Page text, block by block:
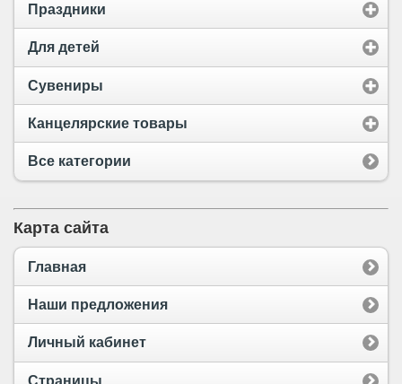
Праздники
Для детей
Сувениры
Канцелярские товары
Все категории
Карта сайта
Главная
Наши предложения
Личный кабинет
Страницы